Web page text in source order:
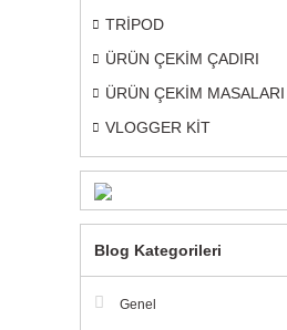
TRİPOD
ÜRÜN ÇEKİM ÇADIRI
ÜRÜN ÇEKİM MASALARI
VLOGGER KİT
Blog Kategorileri
Genel